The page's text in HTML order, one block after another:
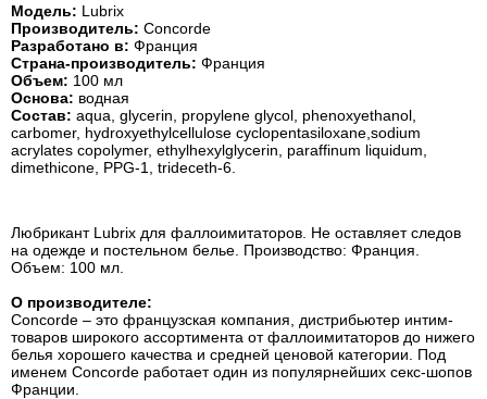
Модель: Lubrix
Производитель: Concorde
Разработано в: Франция
Страна-производитель: Франция
Объем: 100 мл
Основа: водная
Состав: aqua, glycerin, propylene glycol, phenoxyethanol,
carbomer, hydroxyethylcellulose cyclopentasiloxane,sodium
acrylates copolymer, ethylhexylglycerin, paraffinum liquidum,
dimethicone, PPG-1, trideceth-6.
Любрикант Lubrix для фаллоимитаторов. Не оставляет следов
на одежде и постельном белье. Производство: Франция.
Объем: 100 мл.
О производителе:
Concorde – это французская компания, дистрибьютер интим-
товаров широкого ассортимента от фаллоимитаторов до нижего
белья хорошего качества и средней ценовой категории. Под
именем Concorde работает один из популярнейших секс-шопов
Франции.